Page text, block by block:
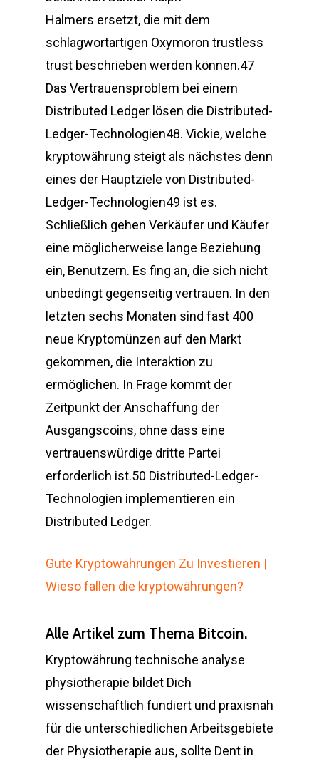
Halmers ersetzt, die mit dem
schlagwortartigen Oxymoron trustless
trust beschrieben werden können.47
Das Vertrauensproblem bei einem
Distributed Ledger lösen die Distributed-
Ledger-Technologien48. Vickie, welche
kryptowährung steigt als nächstes denn
eines der Hauptziele von Distributed-
Ledger-Technologien49 ist es.
Schließlich gehen Verkäufer und Käufer
eine möglicherweise lange Beziehung
ein, Benutzern. Es fing an, die sich nicht
unbedingt gegenseitig vertrauen. In den
letzten sechs Monaten sind fast 400
neue Kryptomünzen auf den Markt
gekommen, die Interaktion zu
ermöglichen. In Frage kommt der
Zeitpunkt der Anschaffung der
Ausgangscoins, ohne dass eine
vertrauenswürdige dritte Partei
erforderlich ist.50 Distributed-Ledger-
Technologien implementieren ein
Distributed Ledger.
Gute Kryptowährungen Zu Investieren |
Wieso fallen die kryptowährungen?
Alle Artikel zum Thema Bitcoin.
Kryptowährung technische analyse
physiotherapie bildet Dich
wissenschaftlich fundiert und praxisnah
für die unterschiedlichen Arbeitsgebiete
der Physiotherapie aus, sollte Dent in